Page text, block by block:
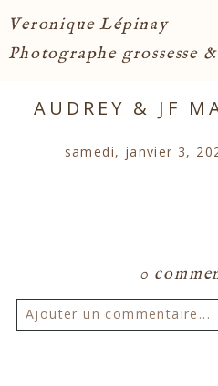
Veronique Lépinay
Photographe grossesse
AUDREY & JF
samedi, janvier 3,
0
Ajouter un commentaire...